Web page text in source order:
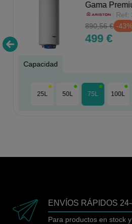
Gama
Ref:
890,56 € -
499 €
Capacidad
25L 50L 75L 100L
ENVÍOS RÁPIDOS
Para productos en stock